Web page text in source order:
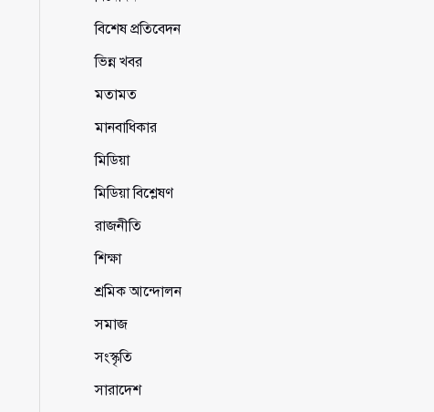
বিশেষ প্রতিবেদন
ভিন্ন খবর
মতামত
মানবাধিকার
মিডিয়া
মিডিয়া বিশ্লেষণ
রাজনীতি
শিক্ষা
শ্রমিক আন্দোলন
সমাজ
সংস্কৃতি
সারাদেশ